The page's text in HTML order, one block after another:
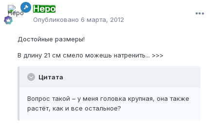
Неро
Опубликовано 6 марта, 2012
Достойные размеры!
В длину 21 см смело можешь натренить... >>>
Цитата
Вопрос такой – у меня головка крупная, она также
растёт, как и все остальное?